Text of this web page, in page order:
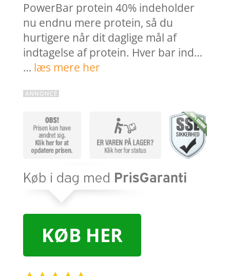
PowerBar protein 40% indeholder
nu endnu mere protein, så du
hurtigere når dit daglige mål af
indtagelse af protein. Hver bar ind…
… læs mere her
KØB HER